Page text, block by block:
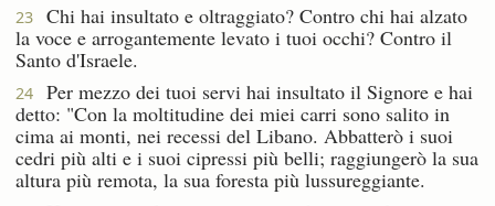
23
Chi hai insultato e oltraggiato? Contro chi hai alzato
la voce e arrogantemente levato i tuoi occhi? Contro il
Santo d'Israele.
24
Per mezzo dei tuoi servi hai insultato il Signore e hai
detto: "Con la moltitudine dei miei carri sono salito in
cima ai monti, nei recessi del Libano. Abbatterò i suoi
cedri più alti e i suoi cipressi più belli; raggiungerò la sua
altura più remota, la sua foresta più lussureggiante.